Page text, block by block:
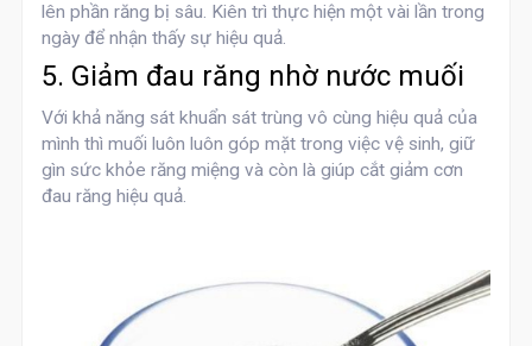
lên phần răng bị sâu. Kiên trì thực hiện một vài lần trong
ngày để nhận thấy sự hiệu quả.
5. Giảm đau răng nhờ nước muối
Với khả năng sát khuẩn sát trùng vô cùng hiệu quả của
mình thì muối luôn luôn góp mặt trong việc vệ sinh, giữ
gìn sức khỏe răng miệng và còn là giúp cắt giảm cơn
đau răng hiệu quả.